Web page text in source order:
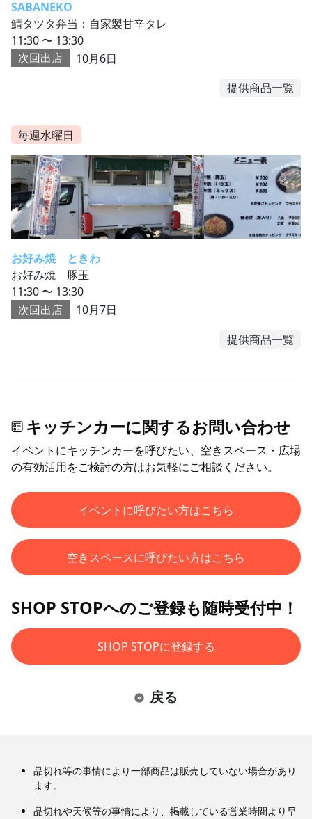
SABANEKO
鯖タツタ弁当：自家製甘辛タレ
11:30 〜 13:30
次回出店
10月6日
提供商品一覧
毎週水曜日
お好み焼 ときわ
お好み焼 豚玉
11:30 〜 13:30
次回出店
10月7日
提供商品一覧
キッチンカーに関するお問い合わせ
イベントにキッチンカーを呼びたい、空きスペース・広場
の有効活用をご検討の方はお気軽にご相談ください。
イベントに呼びたい方はこちら
空きスペースに呼びたい方はこちら
SHOP STOPへのご登録も随時受付中！
SHOP STOPに登録する
戻る
品切れ等の事情により一部商品は販売していない場合があり
ます。
品切れや天候等の事情により、掲載している営業時間より早